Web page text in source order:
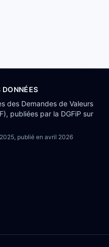
DONNÉES
des Demandes de Valeurs
publiées par la DGFiP sur
, publié en avril 2026